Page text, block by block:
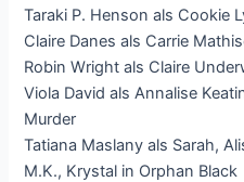
Taraki P. Henson als Cookie
Claire Danes als Carrie
Robin Wright als Claire
Viola David als Annalise
Murder
Tatiana Maslany als Sarah,
M.K., Krystal in Orphan Black